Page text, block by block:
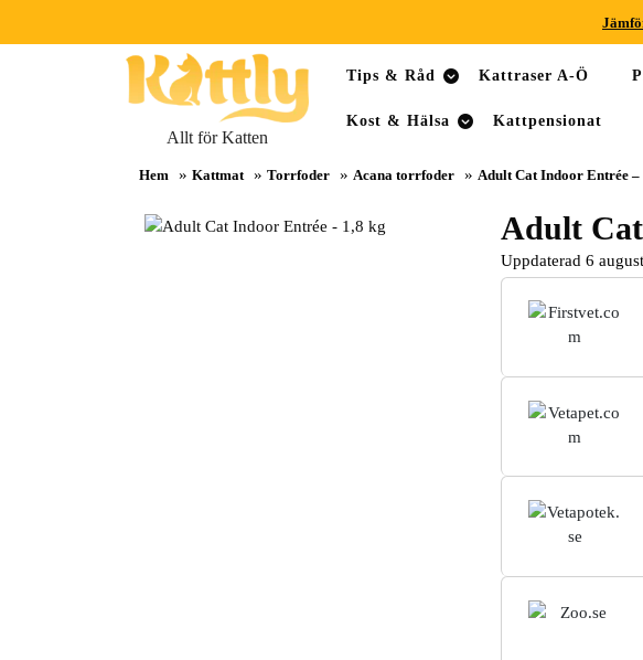
Allt för Katten
Tips & Råd Kattraser A-Ö
Kost & Hälsa Kattpensionat
Hem » Kattmat » Torrfoder » Acana torrfoder » Adult Cat Indoor Entrée –
Adult
Uppdaterad 6